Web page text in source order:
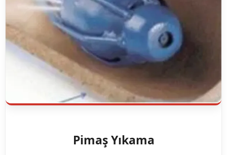
Pimaş Yıkama